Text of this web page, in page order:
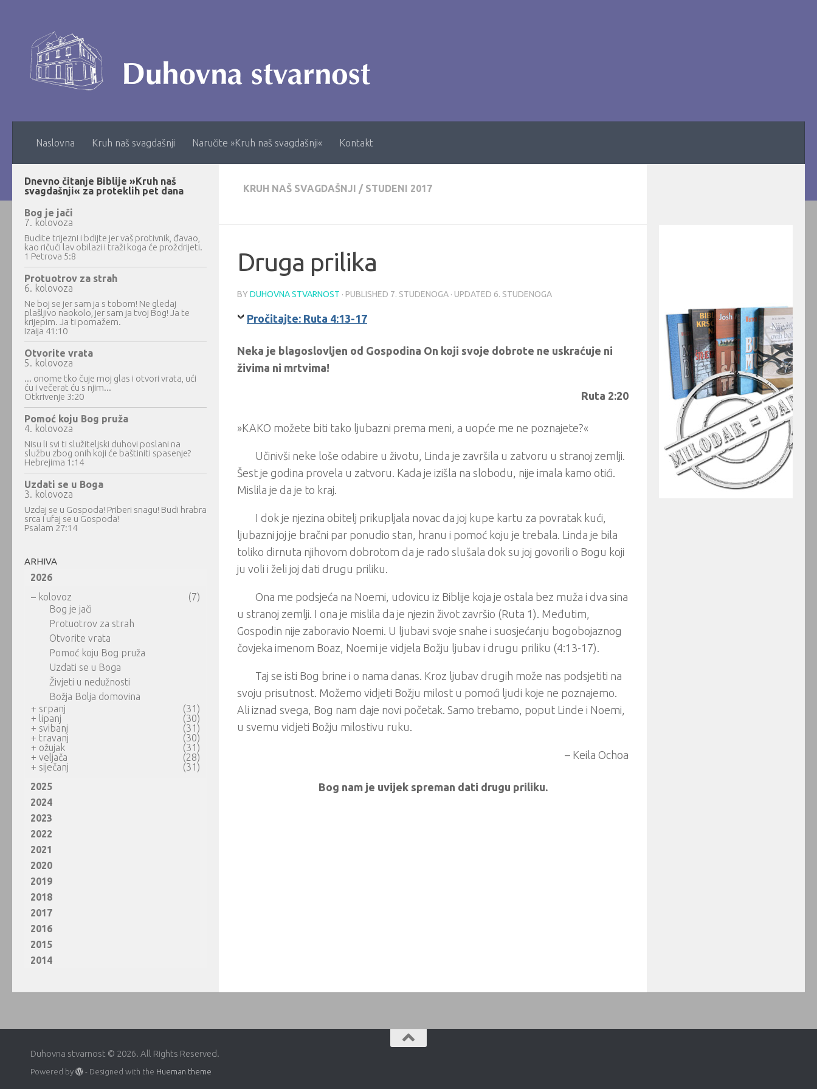
Naslovna Kruh naš svagdašnji Naručite »Kruh naš svagdašnji« Kontakt
KRUH NAŠ SVAGDAŠNJI / STUDENI 2017
Druga prilika
BY DUHOVNA STVARNOST · PUBLISHED 7. STUDENOGA · UPDATED 6. STUDENOGA
Pročitajte: Ruta 4:13-17
Neka je blagoslovljen od Gospodina On koji svoje dobrote ne uskraćuje ni
živima ni mrtvima!
Ruta 2:20
»KAKO možete biti tako ljubazni prema meni, a uopće me ne poznajete?«
Učinivši neke loše odabire u životu, Linda je završila u zatvoru u stranoj zemlji.
Šest je godina provela u zatvoru. Kada je izišla na slobodu, nije imala kamo otići.
Mislila je da je to kraj.
I dok je njezina obitelj prikupljala novac da joj kupe kartu za povratak kući,
ljubazni joj je bračni par ponudio stan, hranu i pomoć koju je trebala. Linda je bila
toliko dirnuta njihovom dobrotom da je rado slušala dok su joj govorili o Bogu koji
ju voli i želi joj dati drugu priliku.
Ona me podsjeća na Noemi, udovicu iz Biblije koja je ostala bez muža i dva sina
u stranoj zemlji. I ona je mislila da je njezin život završio (Ruta 1). Međutim,
Gospodin nije zaboravio Noemi. U ljubavi svoje snahe i suosjećanju bogobojaznog
čovjeka imenom Boaz, Noemi je vidjela Božju ljubav i drugu priliku (4:13-17).
Taj se isti Bog brine i o nama danas. Kroz ljubav drugih može nas podsjetiti na
svoju prisutnost. Možemo vidjeti Božju milost u pomoći ljudi koje ne poznajemo.
Ali iznad svega, Bog nam daje novi početak. Samo trebamo, poput Linde i Noemi,
u svemu vidjeti Božju milostivu ruku.
– Keila Ochoa
Bog nam je uvijek spreman dati drugu priliku.
Dnevno čitanje Biblije »Kruh naš
svagdašnji« za proteklih pet dana
Bog je jači
7. kolovoza
Budite trijezni i bdijte jer vaš protivnik, đavao,
kao ričući lav obilazi i traži koga će proždrijeti.
1 Petrova 5:8
Protuotrov za strah
6. kolovoza
Ne boj se jer sam ja s tobom! Ne gledaj
plašljivo naokolo, jer sam ja tvoj Bog! Ja te
krijepim. Ja ti pomažem.
Izaija 41:10
Otvorite vrata
5. kolovoza
... onome tko čuje moj glas i otvori vrata, ući
ću i večerat ću s njim...
Otkrivenje 3:20
Pomoć koju Bog pruža
4. kolovoza
Nisu li svi ti služiteljski duhovi poslani na
službu zbog onih koji će baštiniti spasenje?
Hebrejima 1:14
Uzdati se u Boga
3. kolovoza
Uzdaj se u Gospoda! Priberi snagu! Budi hrabra
srca i ufaj se u Gospoda!
Psalam 27:14
ARHIVA
2026
– kolovoz
(7)
Bog je jači
Protuotrov za strah
Otvorite vrata
Pomoć koju Bog pruža
Uzdati se u Boga
Živjeti u nedužnosti
Božja Bolja domovina
+ srpanj
(31)
+ lipanj
(30)
+ svibanj
(31)
+ travanj
(30)
+ ožujak
(31)
+ veljača
(28)
+ siječanj
(31)
2025
2024
2023
2022
2021
2020
2019
2018
2017
2016
2015
2014
Duhovna stvarnost © 2026. All Rights Reserved.
Powered by - Designed with the Hueman theme